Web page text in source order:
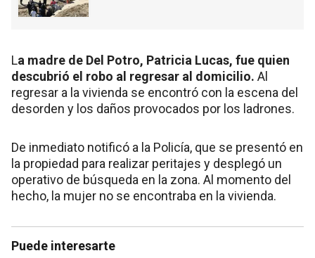
La madre de Del Potro, Patricia Lucas, fue quien
descubrió el robo al regresar al domicilio. Al
regresar a la vivienda se encontró con la escena del
desorden y los daños provocados por los ladrones.
De inmediato notificó a la Policía, que se presentó en
la propiedad para realizar peritajes y desplegó un
operativo de búsqueda en la zona. Al momento del
hecho, la mujer no se encontraba en la vivienda.
Puede interesarte